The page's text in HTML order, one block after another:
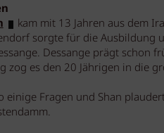
kam mit 13 Jahren aus dem
sorgte für die Ausbildung
Dessange prägt schon
zog es den 20 Jährigen in die
einige Fragen und Shan